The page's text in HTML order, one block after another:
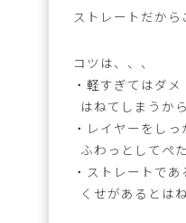
ストレートだから
コツは、、、
・軽すぎてはダメ
はねてしまうか
・レイヤーをしっ
ふわっとしてぺ
・ストレートであ
くせがあるとは